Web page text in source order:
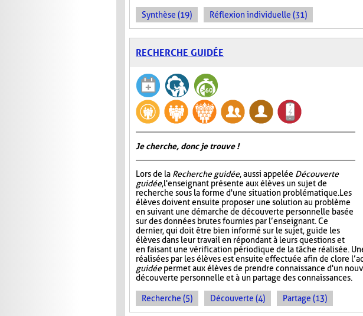
Synthèse (19) Réflexion individuelle (31)
RECHERCHE GUIDÉE
Je cherche, donc je trouve !
Lors de la Recherche guidée, aussi appelée Découverte
guidée, l'enseignant présente aux élèves un sujet de
recherche sous la forme d'une situation problématique. Les
élèves doivent ensuite proposer une solution au problème
en suivant une démarche de découverte personnelle basée
sur des données brutes fournies par l’enseignant. Ce
dernier, qui doit être bien informé sur le sujet, guide les
élèves dans leur travail en répondant à leurs questions et
en faisant une vérification périodique de la tâche réalisée.
réalisées par les élèves est ensuite effectuée afin de clore
guidéepermet aux élèves de prendre connaissance d'un
découverte personnelle et à un partage des connaissances.
Recherche (5) Découverte (4) Partage (13)